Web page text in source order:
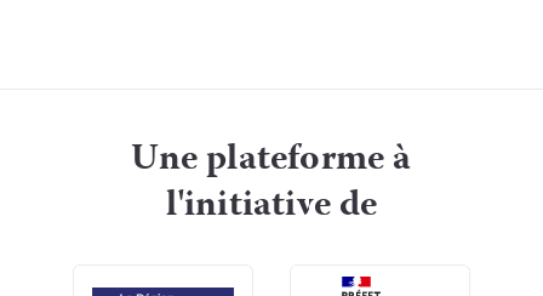
Une plateforme à
l'initiative de